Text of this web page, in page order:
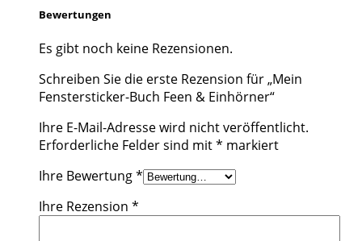
Bewertungen
Es gibt noch keine Rezensionen.
Schreiben Sie die erste Rezension für „Mein
Fenstersticker-Buch Feen & Einhörner“
Ihre E-Mail-Adresse wird nicht veröffentlicht.
Erforderliche Felder sind mit* markiert
Ihre Bewertung*
Ihre Rezension *